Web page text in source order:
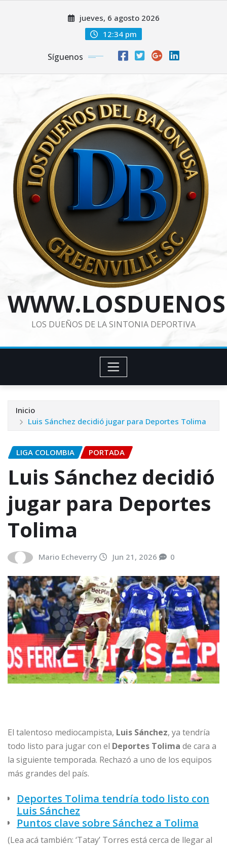
jueves, 6 agosto 2026
12:34 pm
Síguenos
LOS DUEÑOS DE LA SINTONIA DEPORTIVA
Inicio
Luis Sánchez decidió jugar para Deportes Tolima
LIGA COLOMBIA PORTADA
Luis Sánchez decidió
jugar para Deportes
Tolima
Mario Echeverry Jun 21, 2026 0
El talentoso mediocampista, Luis Sánchez, ya tendría
todo listo para jugar con el Deportes Tolima de cara a
la siguiente temporada. Rechazó a uno de los equipos
más grandes del país.
Deportes Tolima tendría todo listo con
Luis Sánchez
Puntos clave sobre Sánchez a Tolima
(Lea acá también: ‘Tatay’ Torres está cerca de llegar al